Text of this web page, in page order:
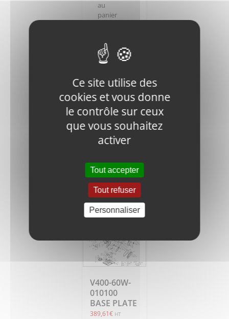
au
panier
V400-90P-
031000 FIX
ENGINE
BOLT
19,45€ HT
Ajouter
au
panier
Détails
V400-60W-
010100
BASE PLATE
389,61€ HT
Ce site utilise des
cookies et vous donne
le contrôle sur ceux
que vous souhaitez
activer
Tout accepter
Tout refuser
Personnaliser